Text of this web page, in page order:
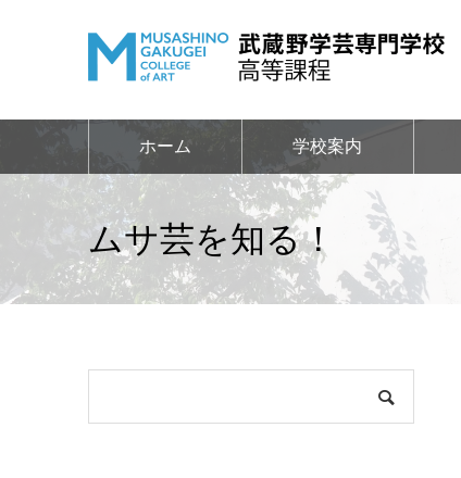
ホーム 学校案内
ムサ芸を知る！